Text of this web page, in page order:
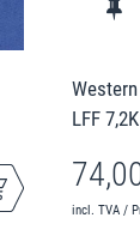
LFF
incl. TVA /